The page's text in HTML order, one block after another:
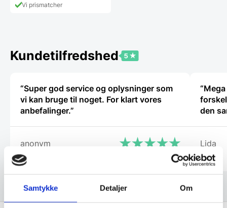
Samtykke Detaljer Om
vælges
på
Vi prismatcher
Kundetilfredshed
“Super god service og oplysninger som
vi kan bruge til noget. For klart vores
anbefalinger.”
anonym
den
Lida